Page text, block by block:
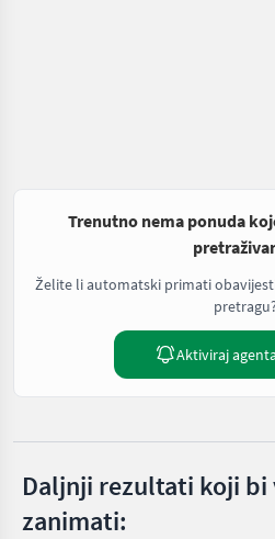
Trenutno nema ponuda
Želite li automatski primati
Aktiviraj
Daljnji rezultati koji bi
zanimati: